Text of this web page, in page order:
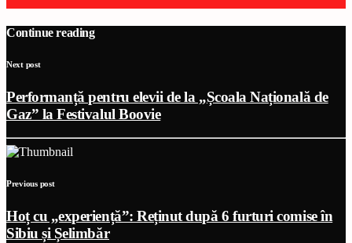
Continue reading
Next post
Performanță pentru elevii de la „Școala Națională de
Gaz” la Festivalul Boovie
Previous post
Hoț cu „experiență”: Reținut după 6 furturi comise în
Sibiu și Șelimbăr